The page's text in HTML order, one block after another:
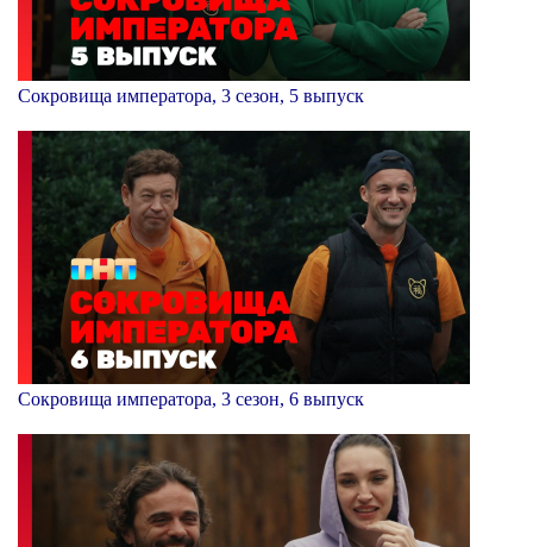
Сокровища императора, 3 сезон, 5 выпуск
Сокровища императора, 3 сезон, 6 выпуск